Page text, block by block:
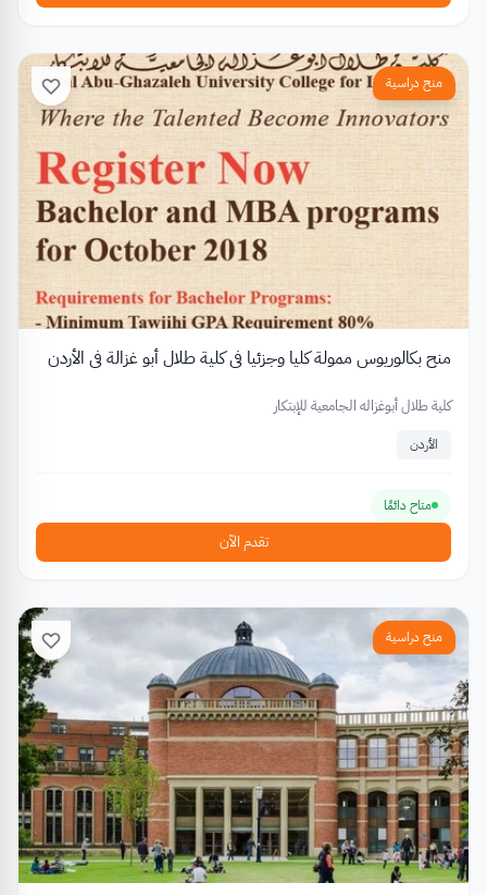
منح دراسية
منح بكالوريوس ممولة كليا وجزئيا في كلية طلال أبو غزالة في الأردن
كلية طلال أبوغزاله الجامعية للإبتكار
الأردن
متاح دائمًا
تقدم الآن
منح دراسية